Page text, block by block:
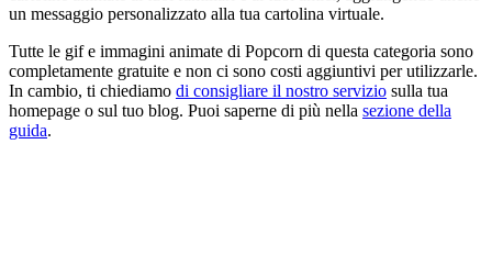
un messaggio personalizzato alla tua cartolina virtuale.
Tutte le gif e immagini animate di Popcorn di questa categoria sono
completamente gratuite e non ci sono costi aggiuntivi per utilizzarle.
In cambio, ti chiediamo di consigliare il nostro servizio sulla tua
homepage o sul tuo blog. Puoi saperne di più nella sezione della
guida.